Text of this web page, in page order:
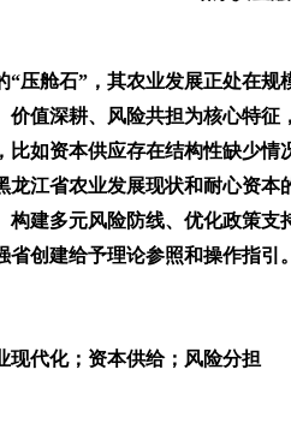
“压舱石”，其农业发展正处在
价值深耕、风险共担为核心特
比如资本供应存在结构性缺少
龙江省农业发展现状和耐心资
构建多元风险防线、优化政策
创建给予理论参照和操作指引。
现代化；资本供给；风险分担